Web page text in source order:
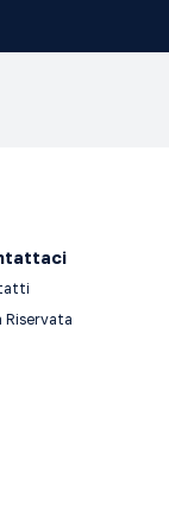
Riservata